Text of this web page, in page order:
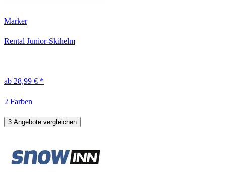
Marker
Rental Junior-Skihelm
ab 28,99 € *
2 Farben
3 Angebote vergleichen